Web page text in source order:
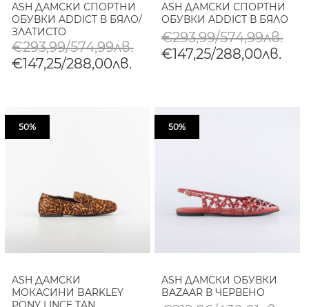
ASH ДАМСКИ СПОРТНИ
ОБУВКИ ADDICT В БЯЛО/
ЗЛАТИСТО
€293,99/574,99лв.
€147,25/288,00лв.
ASH ДАМСКИ СПОРТНИ
ОБУВКИ ADDICT В БЯЛО
€293,99/574,99лв.
€147,25/288,00лв.
50%
ASH ДАМСКИ
МОКАСИНИ BARKLEY
50%
ASH ДАМСКИ ОБУВКИ
BAZAAR В ЧЕРВЕНО